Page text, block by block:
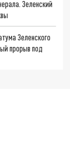
Зеленский
Зеленского
прорыв под